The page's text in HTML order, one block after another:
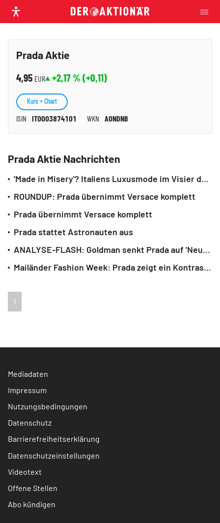
Prada Aktie
4,95 EUR +2,17 % (+0,11)
ISIN IT0003874101 WKN A0NDNB
Kurs + Chart
Prada Aktie Nachrichten
'Made in Misery'? Italiens Luxusmode im Visier der Staatsanwaltschaft
ROUNDUP: Prada übernimmt Versace komplett
Prada übernimmt Versace komplett
Prada stattet Astronauten aus
ANALYSE-FLASH: Goldman senkt Prada auf 'Neutral'
Mailänder Fashion Week: Prada zeigt ein Kontrastprogramm
1
Mediadaten
Impressum
Nutzungsbedingungen
Datenschutz
Barrierefreiheitserklärung
Datenschutzeinstellungen
Videotext
Offene Stellen
Abo kündigen